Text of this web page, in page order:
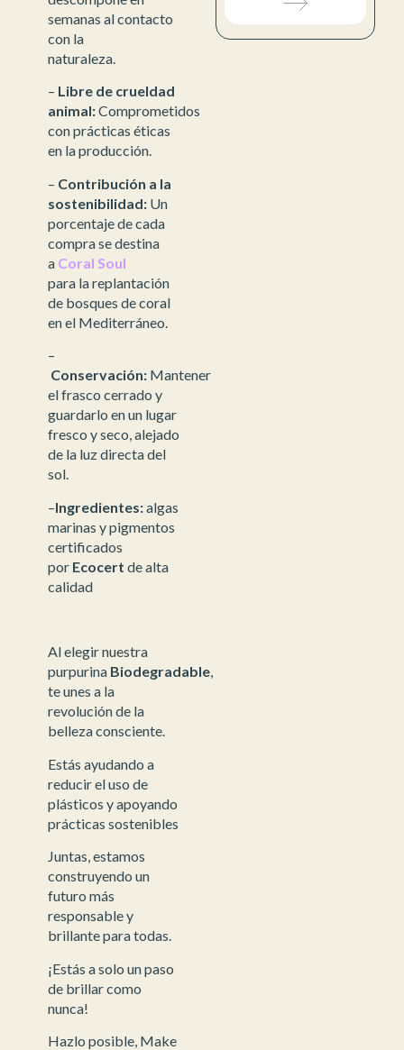
semanas al contacto
con la
naturaleza.
– Libre de crueldad
animal:Comprometidos
con prácticas éticas
en la producción.
– Contribución a la
sostenibilidad:Un
porcentaje de cada
compra se destina
a Coral Soul
para la replantación
de bosques de coral
en el Mediterráneo.
–
Conservación:Mantener
el frasco cerrado y
guardarlo en un lugar
fresco y seco, alejado
de la luz directa del
sol.
–Ingredientes:algas
marinas y pigmentos
certificados
porEcocert de alta
calidad
Al elegir nuestra
purpurina Biodegradable,
te unes a la
revolución de la
belleza consciente.
Estás ayudando a
reducir el uso de
plásticos y apoyando
prácticas sostenibles
Juntas, estamos
construyendo un
futuro más
responsable y
brillante para todas.
¡Estás a solo un paso
de brillar como
nunca!
Hazlo posible, Make